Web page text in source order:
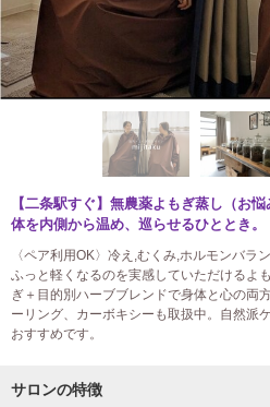
【二条駅すぐ】無農薬よもぎ蒸し（お
体を内側から温め、巡らせるひととき。
〈ペア利用OK〉冷え,むくみ,ホルモンバラ
ふっと軽くなるのを実感していただけるよ
ぎ＋目的別ハーブブレンドで身体と心の両
ーリング、カーボキシーも取扱中。自然派
おすすめです。
サロンの特徴